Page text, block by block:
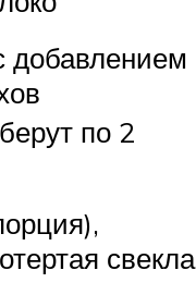
добавлением
по 2
свекла